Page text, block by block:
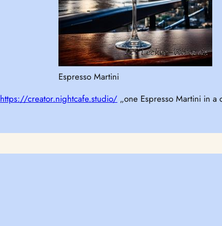
Espresso Martini
https://creator.nightcafe.studio/ „one Espresso Martini in